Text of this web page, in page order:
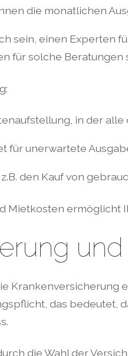
die monatlichen
sein, einen Experten
für solche
in der
für unerwartete
den Kauf von
Mietkosten
das bedeutet,
die Wahl der